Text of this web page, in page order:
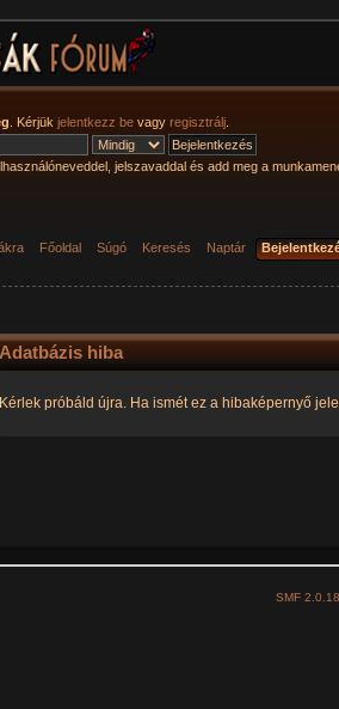
. Kérjük jelentkezz be vagy regisztrálj
jelszavaddal és add meg a
Főoldal Súgó Keresés Naptár
Adatbázis hiba
Kérlek próbáld újra. Ha ismét ez a hibaképernyő
SMF 2.0.18